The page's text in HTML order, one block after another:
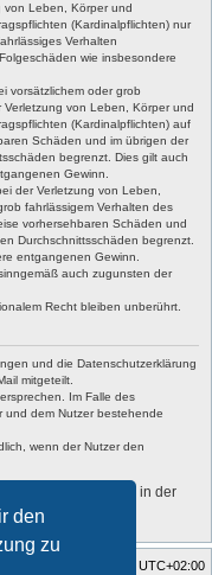
den
zu
von Leben, Körper und
(Kardinalpflichten) nur
Verhalten
wie insbesondere
vorsätzlichem oder grob
von Leben, Körper und
(Kardinalpflichten) auf
Schäden und im übrigen der
begrenzt. Dies gilt auch
Gewinn.
der Verletzung von Leben,
fahrlässigem Verhalten des
vorhersehbaren Schäden und
Durchschnittsschäden begrenzt.
entgangenen Gewinn.
auch zugunsten der
Recht bleiben unberührt.
und die Datenschutzerklärung
mitgeteilt.
Im Falle des
und dem Nutzer bestehende
wenn der Nutzer den
Daten sind in der
UTC+02:00